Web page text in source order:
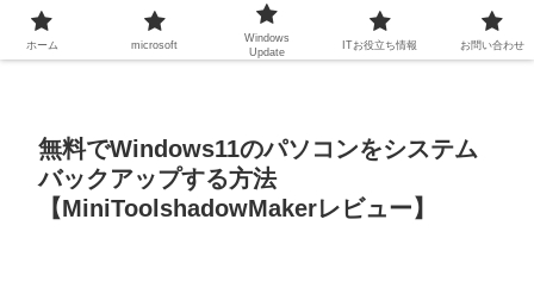
無料でWindows11のパソコンをシステム
バックアップする方法
【MiniToolshadowMakerレビュー】
ホーム microsoft
Windows
Update
ITお役立ち情報 お問い合わせ